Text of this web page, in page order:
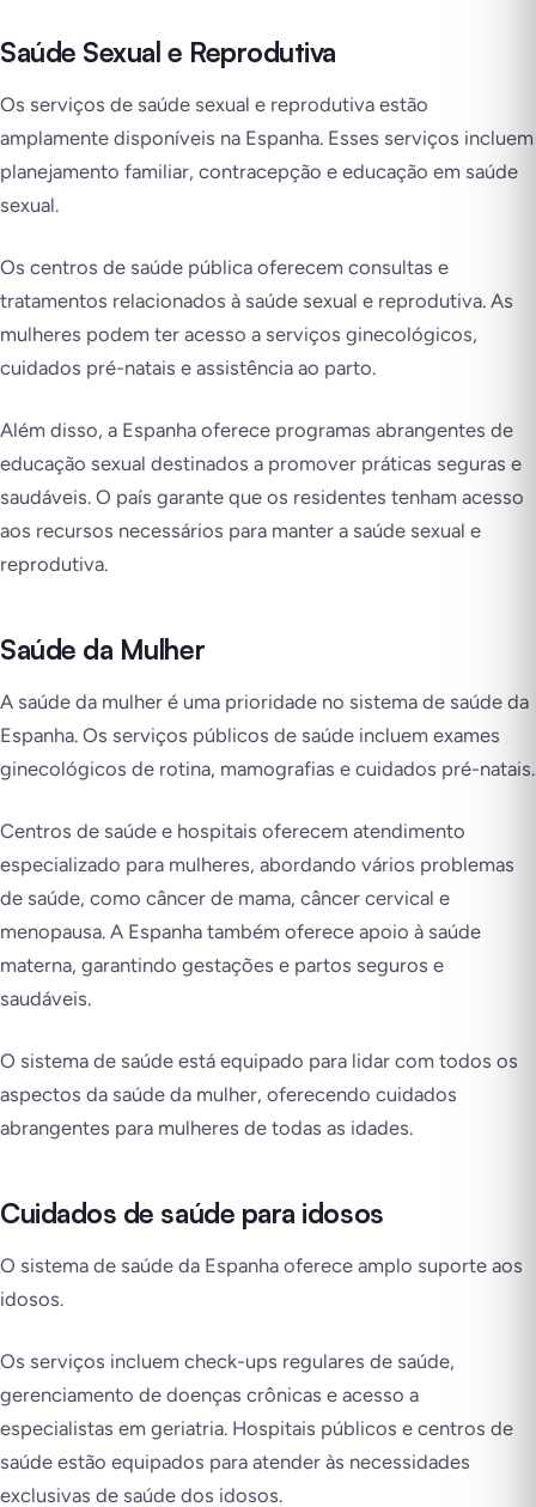
Saúde Sexual e Reprodutiva
Os serviços de saúde sexual e reprodutiva estão
amplamente disponíveis na Espanha. Esses serviços incluem
planejamento familiar, contracepção e educação em saúde
sexual.
Os centros de saúde pública oferecem consultas e
tratamentos relacionados à saúde sexual e reprodutiva. As
mulheres podem ter acesso a serviços ginecológicos,
cuidados pré-natais e assistência ao parto.
Além disso, a Espanha oferece programas abrangentes de
educação sexual destinados a promover práticas seguras e
saudáveis. O país garante que os residentes tenham acesso
aos recursos necessários para manter a saúde sexual e
reprodutiva.
Saúde da Mulher
A saúde da mulher é uma prioridade no sistema de saúde da
Espanha. Os serviços públicos de saúde incluem exames
ginecológicos de rotina, mamografias e cuidados pré-natais.
Centros de saúde e hospitais oferecem atendimento
especializado para mulheres, abordando vários problemas
de saúde, como câncer de mama, câncer cervical e
menopausa. A Espanha também oferece apoio à saúde
materna, garantindo gestações e partos seguros e
saudáveis.
O sistema de saúde está equipado para lidar com todos os
aspectos da saúde da mulher, oferecendo cuidados
abrangentes para mulheres de todas as idades.
Cuidados de saúde para idosos
O sistema de saúde da Espanha oferece amplo suporte aos
idosos.
Os serviços incluem check-ups regulares de saúde,
gerenciamento de doenças crônicas e acesso a
especialistas em geriatria. Hospitais públicos e centros de
saúde estão equipados para atender às necessidades
exclusivas de saúde dos idosos.